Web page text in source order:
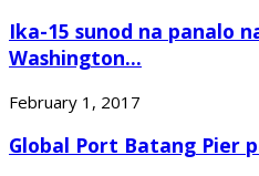
Ika-15 sunod na panalo
Washington...
February 1, 2017
Global Port Batang Pier